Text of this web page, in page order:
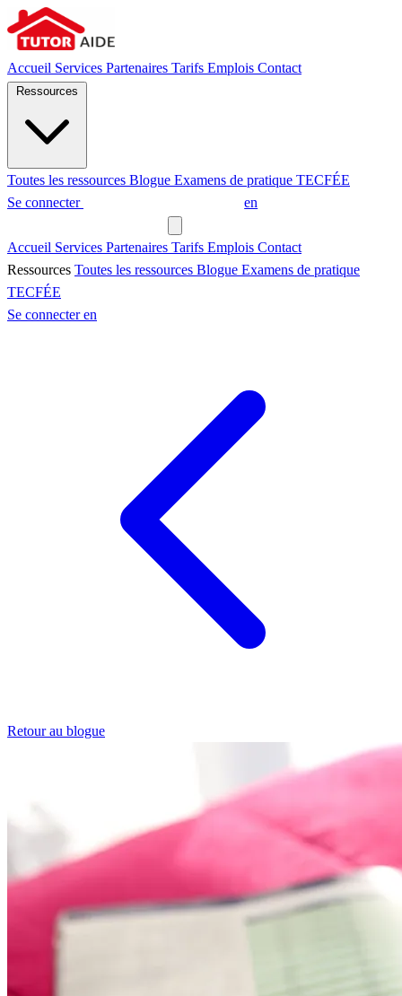
Accueil Services Partenaires Tarifs Emplois Contact
Toutes les ressources Blogue Examens de pratique TECFÉE
Se connecter
en
Accueil Services Partenaires Tarifs Emplois Contact
Ressources Toutes les ressources Blogue Examens de pratique
TECFÉE
Se connecteren
Retour au blogue